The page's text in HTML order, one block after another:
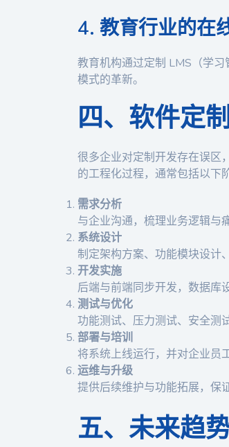
4. 教育行业的在
教育机构通过定制 LMS（学
模式的革新。
四、软件定
很多企业对定制开发存在误区
的工程化过程，通常包括以下阶
需求分析
与企业沟通，梳理业务逻辑与
系统设计
制定架构方案、功能模块设计
开发实施
后端与前端同步开发，数据库
测试与优化
功能测试、压力测试、安全测
部署与培训
将系统上线运行，并对企业员
运维与升级
提供后续维护与功能拓展，保
五、未来趋